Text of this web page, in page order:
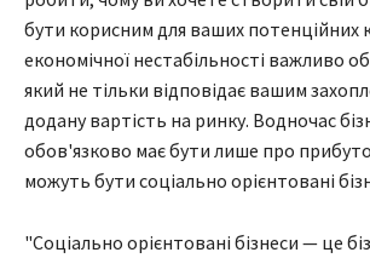
бути корисним для ваших потенційних
економічної нестабільності важливо
який не тільки відповідає вашим
додану вартість на ринку. Водночас
обов'язково має бути лише про
можуть бути соціально орієнтовані
"Соціально орієнтовані бізнеси — це